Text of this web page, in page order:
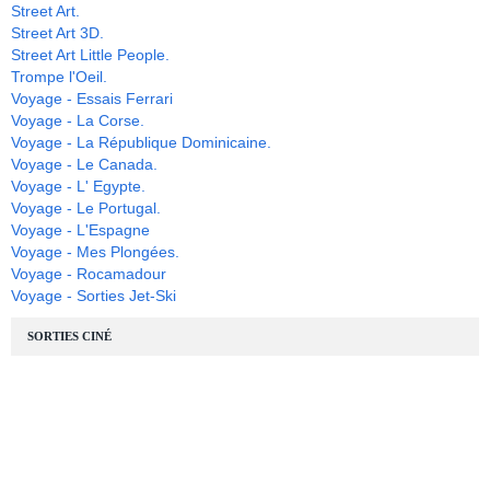
Street Art.
Street Art 3D.
Street Art Little People.
Trompe l'Oeil.
Voyage - Essais Ferrari
Voyage - La Corse.
Voyage - La République Dominicaine.
Voyage - Le Canada.
Voyage - L' Egypte.
Voyage - Le Portugal.
Voyage - L'Espagne
Voyage - Mes Plongées.
Voyage - Rocamadour
Voyage - Sorties Jet-Ski
SORTIES CINÉ